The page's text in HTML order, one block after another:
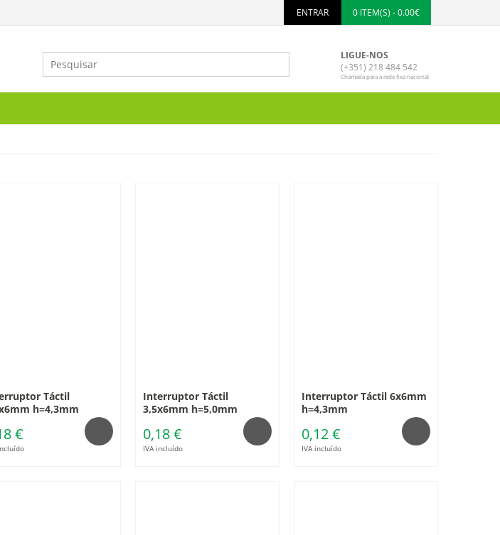
ENTRAR 0 ITEM(S) - 0.00€
LIGUE-NOS
(+351) 218 484 542
Chamada para a rede fixa nacional
Táctil
h=4,3mm
€
Interruptor Táctil
3,5x6mm h=5,0mm
0,18 €
IVA incluído
Interruptor Táctil 6x6mm
h=4,3mm
0,12 €
IVA incluído